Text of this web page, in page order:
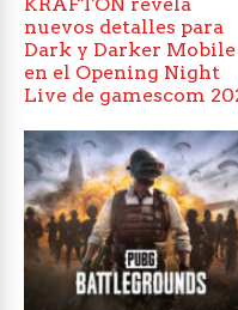
KRAFTON revela
nuevos detalles para
Dark y Darker Mobile
en el Opening Night
Live de gamescom